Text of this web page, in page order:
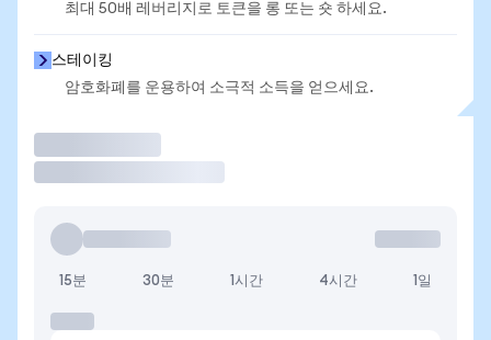
최대 50배 레버리지로 토큰을 롱 또는 숏 하세요.
스테이킹
암호화폐를 운용하여 소극적 소득을 얻으세요.
15분 30분 1시간 4시간 1일